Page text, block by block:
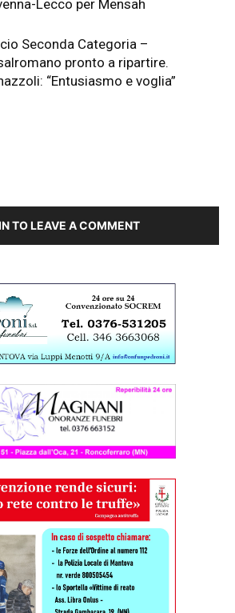
Lecco per Mensah
Seconda Categoria –
pronto a ripartire.
“Entusiasmo e voglia”
TO LEAVE A COMMENT